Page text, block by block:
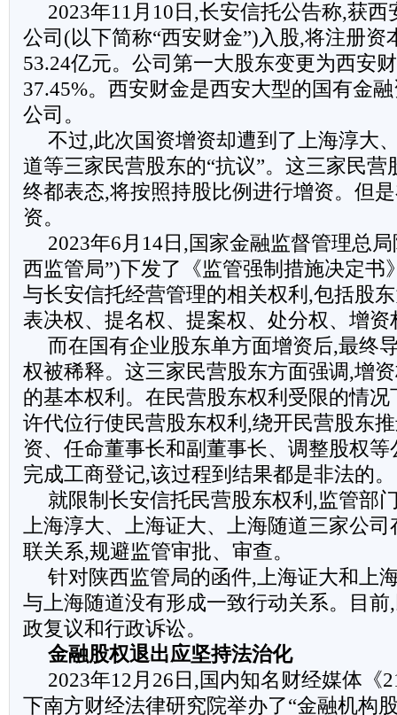
2023年11月10日,长安信托公告称,获
公司(以下简称“西安财金”)入股,将注册资
53.24亿元。公司第一大股东变更为西安
37.45%。西安财金是西安大型的国有金
公司。
不过,此次国资增资却遭到了上海淳大
道等三家民营股东的“抗议”。这三家民营
终都表态,将按照持股比例进行增资。但
资。
2023年6月14日,国家金融监督管理总
西监管局”)下发了《监管强制措施决定书
与长安信托经营管理的相关权利,包括股
表决权、提名权、提案权、处分权、增资
而在国有企业股东单方面增资后,最终
权被稀释。这三家民营股东方面强调,增
的基本权利。在民营股东权利受限的情
许代位行使民营股东权利,绕开民营股东
资、任命董事长和副董事长、调整股权
完成工商登记,该过程到结果都是非法的。
就限制长安信托民营股东权利,监管部
上海淳大、上海证大、上海随道三家公
联关系,规避监管审批、审查。
针对陕西监管局的函件,上海证大和上
与上海随道没有形成一致行动关系。目
政复议和行政诉讼。
金融股权退出应坚持法治化
2023年12月26日,国内知名财经媒体《
下南方财经法律研究院举办了“金融机构